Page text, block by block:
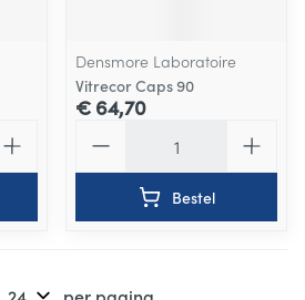
Densmore Laboratoire
Vitrecor Caps 90
€ 64,70
Bestel